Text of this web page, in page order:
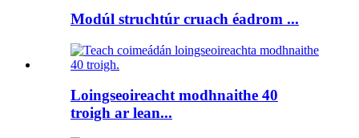
Modúl struchtúr cruach éadrom ...
Loingseoireacht modhnaithe 40
troigh ar lean...